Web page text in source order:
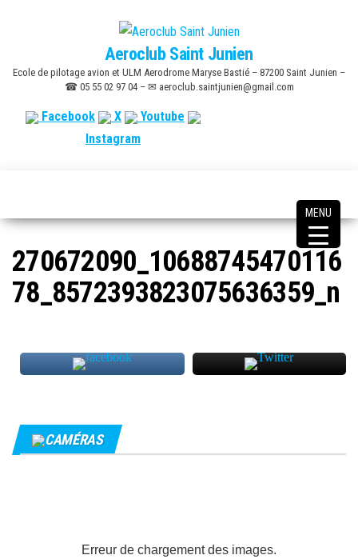
content
Aeroclub Saint Junien
Ecole de pilotage avion et ULM Aerodrome Maryse Bastié – 87200 Saint Junien –
☎ 05 55 02 97 04 – ✉ aeroclub.saintjunien@gmail.com
Facebook X
Youtube
Instagram
270672090_10688745470116
78_8572393823075636359_n
CAMÉRAS
Erreur de chargement des images.
MENU